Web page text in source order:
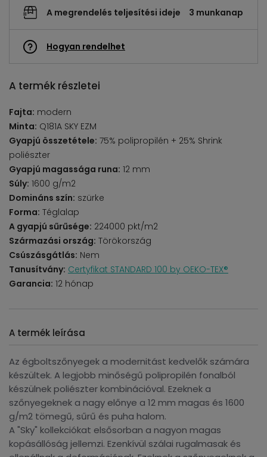
A megrendelés teljesítési ideje 3 munkanap
Hogyan rendelhet
A termék részletei
Fajta: modern
Minta: Q181A SKY EZM
Gyapjú összetétele: 75% polipropilén + 25% Shrink
poliészter
Gyapjú magassága runa: 12 mm
Súly: 1600 g/m2
Domináns szín: szürke
Forma: Téglalap
A gyapjú sűrűsége: 224000 pkt/m2
Származási ország: Törökország
Csúszásgátlás: Nem
Tanusítvány: Certyfikat STANDARD 100 by OEKO-TEX®
Garancia: 12 hónap
A termék leírása
Az égboltszőnyegek a modernitást kedvelők számára
készültek. A legjobb minőségű polipropilén fonalból
készülnek poliészter kombinációval. Ezeknek a
szőnyegeknek a nagy előnye a 12 mm magas és 1600
g/m2 tömegű, sűrű és puha halom.
A "Sky" kollekciókat elsősorban a nagyon magas
kopásállóság jellemzi. Ezenkívül szálai rugalmasak és